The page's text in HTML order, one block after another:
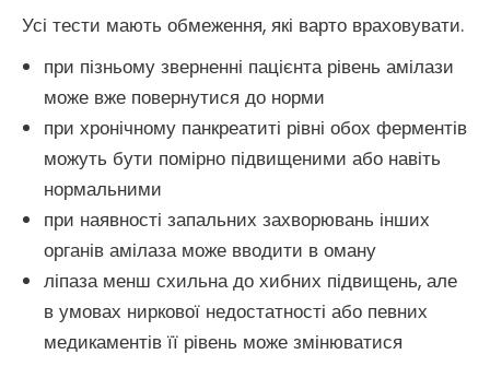
Усі тести мають обмеження, які варто враховувати.
при пізньому зверненні пацієнта рівень амілази
може вже повернутися до норми
при хронічному панкреатиті рівні обох ферментів
можуть бути помірно підвищеними або навіть
нормальними
при наявності запальних захворювань інших
органів амілаза може вводити в оману
ліпаза менш схильна до хибних підвищень, але
в умовах ниркової недостатності або певних
медикаментів її рівень може змінюватися